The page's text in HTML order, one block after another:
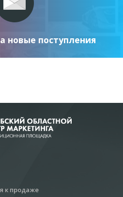
новые поступления
к продаже